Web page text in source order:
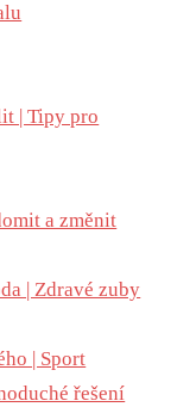
| Tipy pro
a změnit
| Zdravé zuby
| Sport
řešení